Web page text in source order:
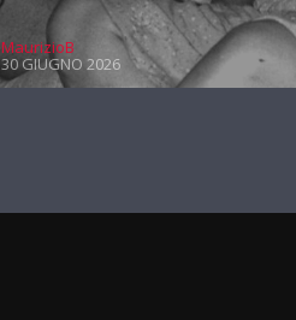
MaurizioB
30 GIUGNO 2026